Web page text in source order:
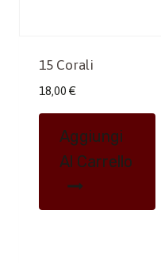
15 Corali
18,00 €
Aggiungi
Al Carrello